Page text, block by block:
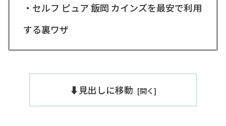
・セルフ ピュア 飯岡 カインズを最安で利用
する裏ワザ
⬇️見出しに移動